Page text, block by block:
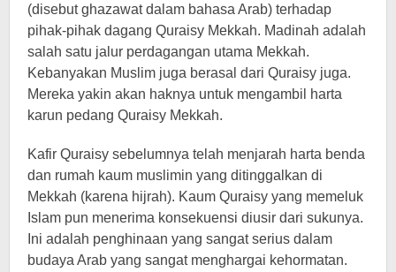
(disebut ghazawat dalam bahasa Arab) terhadap
pihak-pihak dagang Quraisy Mekkah. Madinah adalah
salah satu jalur perdagangan utama Mekkah.
Kebanyakan Muslim juga berasal dari Quraisy juga.
Mereka yakin akan haknya untuk mengambil harta
karun pedang Quraisy Mekkah.
Kafir Quraisy sebelumnya telah menjarah harta benda
dan rumah kaum muslimin yang ditinggalkan di
Mekkah (karena hijrah). Kaum Quraisy yang memeluk
Islam pun menerima konsekuensi diusir dari sukunya.
Ini adalah penghinaan yang sangat serius dalam
budaya Arab yang sangat menghargai kehormatan.